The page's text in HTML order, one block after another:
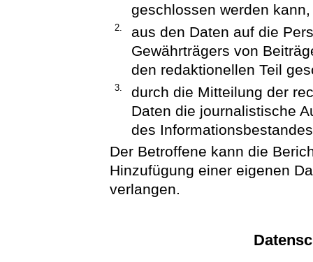
geschlossen werden kann,
2.
aus den Daten auf die
Gewährträgers von
den redaktionellen Teil
3.
durch die Mitteilung der
Daten die journalistische
des
Der Betroffene kann die
Hinzufügung einer eigenen
verlangen.